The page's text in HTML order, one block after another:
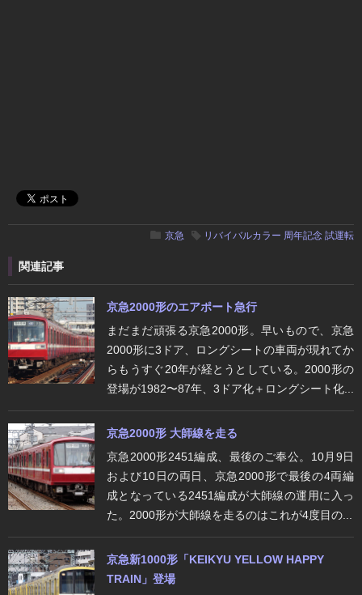
京急 リバイバルカラー 周年記念 試運転
関連記事
京急2000形のエアポート急行
まだまだ頑張る京急2000形。早いもので、京急
2000形に3ドア、ロングシートの車両が現れてか
らもうすぐ20年が経とうとしている。2000形の
登場が1982〜87年、3ドア化＋ロングシート化...
京急2000形 大師線を走る
京急2000形2451編成、最後のご奉公。10月9日
および10日の両日、京急2000形で最後の4両編
成となっている2451編成が大師線の運用に入っ
た。2000形が大師線を走るのはこれが4度目の...
京急新1000形「KEIKYU YELLOW HAPPY
TRAIN」登場